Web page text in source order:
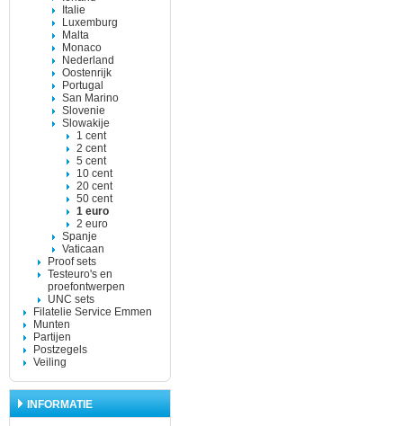
Italie
Luxemburg
Malta
Monaco
Nederland
Oostenrijk
Portugal
San Marino
Slovenie
Slowakije
1 cent
2 cent
5 cent
10 cent
20 cent
50 cent
1 euro
2 euro
Spanje
Vaticaan
Proof sets
Testeuro's en
proefontwerpen
UNC sets
Filatelie Service Emmen
Munten
Partijen
Postzegels
Veiling
INFORMATIE